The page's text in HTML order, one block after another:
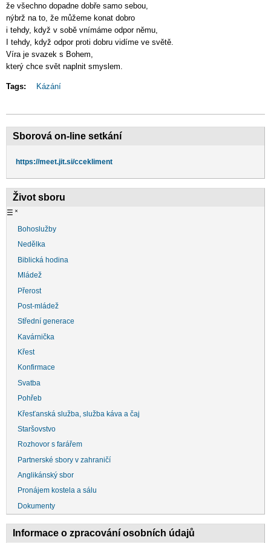
že všechno dopadne dobře samo sebou,
nýbrž na to, že můžeme konat dobro
i tehdy, když v sobě vnímáme odpor němu,
I tehdy, když odpor proti dobru vidíme ve světě.
Víra je svazek s Bohem,
který chce svět naplnit smyslem.
Tags: Kázání
Sborová on-line setkání
https://meet.jit.si/ccekliment
Život sboru
☰ ˟
Bohoslužby
Nedělka
Biblická hodina
Mládež
Přerost
Post-mládež
Střední generace
Kavárnička
Křest
Konfirmace
Svatba
Pohřeb
Křesťanská služba, služba káva a čaj
Staršovstvo
Rozhovor s farářem
Partnerské sbory v zahraničí
Anglikánský sbor
Pronájem kostela a sálu
Dokumenty
Informace o zpracování osobních údajů